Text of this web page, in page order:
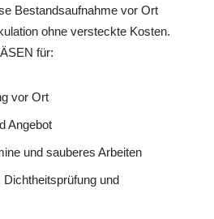
Bestandsaufnahme vor Ort
ohne versteckte Kosten.
für:
vor Ort
Angebot
und sauberes Arbeiten
und